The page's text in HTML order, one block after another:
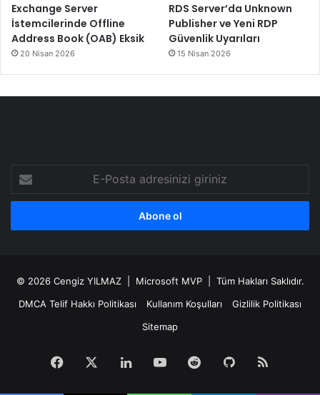
Exchange Server
İstemcilerinde Offline
Address Book (OAB) Eksik
20 Nisan 2026
RDS Server’da Unknown
Publisher ve Yeni RDP
Güvenlik Uyarıları
15 Nisan 2026
Posta
adresinizi
© 2026 Cengiz YILMAZ| Microsoft MVP | Tüm Hakları Saklıdır.
DMCA Telif Hakkı Politikası
Kullanım Koşulları
Gizlilik Politikası
Sitemap
Facebook LinkedInYouTubeRedditGitHubRSS